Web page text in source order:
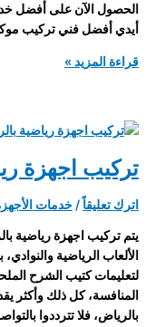
الحصول الآن على أفضل
أيدي أفضل فني تركيب
فني
بالرياض
قراءة المزيد »
تركيب اجهزة
اترك تعليقاً/خدمات
يتم تركيب اجهزة رياضية
الألعاب الرياضية
لتعليمات كتيب الشرح
المنافسة، كل ذلك وأكثر
بالرياض، فلا تترددوا